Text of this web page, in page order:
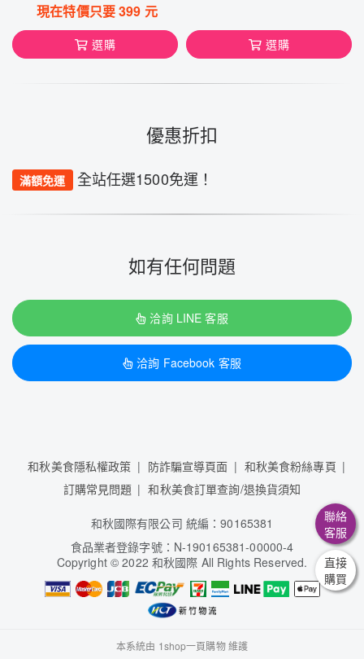
現在特價只要399 元
選購 選購
優惠折扣
滿額免運 全站任選1500免運！
如有任何問題
洽詢 LINE 客服
洽詢 Facebook 客服
和秋美食隱私權政策 防詐騙宣導頁面
和秋美食粉絲專頁
訂購常見問題
和秋美食訂單查詢/退換貨須知
和秋國際有限公司 統編：90165381
食品業者登錄字號：N-190165381-00000-4
Copyright © 2022 和秋國際 All Rights Reserved.
本系統由 1shop一頁購物維護
聯絡
客服
直接
購買